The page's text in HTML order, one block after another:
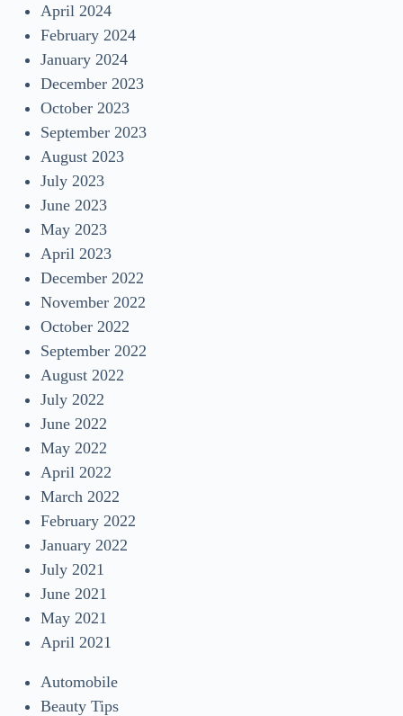
April 2024
February 2024
January 2024
December 2023
October 2023
September 2023
August 2023
July 2023
June 2023
May 2023
April 2023
December 2022
November 2022
October 2022
September 2022
August 2022
July 2022
June 2022
May 2022
April 2022
March 2022
February 2022
January 2022
July 2021
June 2021
May 2021
April 2021
Automobile
Beauty Tips